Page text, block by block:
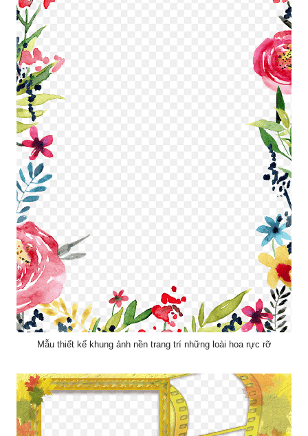
Mẫu thiết kế khung ảnh nền trang trí những loài hoa rực rỡ